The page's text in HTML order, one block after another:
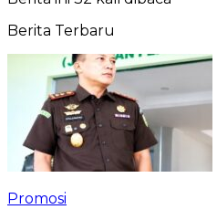
Berita Terbaru
Promosi